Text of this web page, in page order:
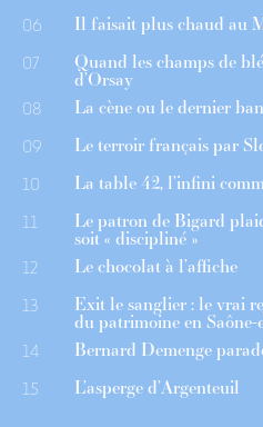
06 Il faisait plus chaud au
07 Quand les champs de
d’Orsay
08 La cène ou le dernier
09 Le terroir français par
10 La table 42, l’infini
11 Le patron de Bigard
soit « discipliné »
12 Le chocolat à l’affiche
13 Exit le sanglier : le vrai
du patrimoine en
14 Bernard Demenge
15 L’asperge d’Argenteuil